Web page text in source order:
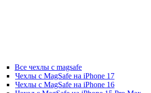
Все чехлы с magsafe
Чехлы с MagSafe на iPhone 17
Чехлы с MagSafe на iPhone 16